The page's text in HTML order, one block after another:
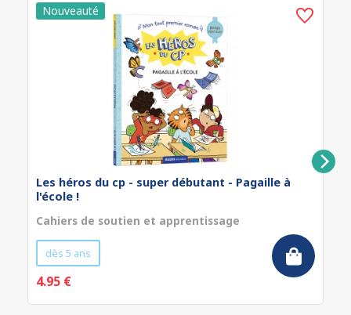
Les héros du cp - super débutant - Pagaille à
l'école !
Cahiers de soutien et apprentissage
dès 5 ans
4.95 €